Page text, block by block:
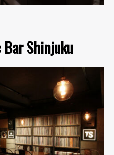
Shinjuku